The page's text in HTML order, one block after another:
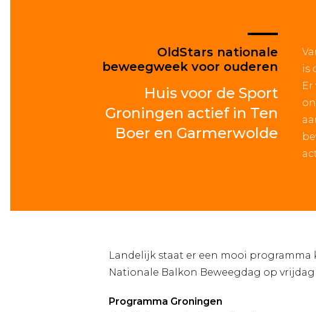
OldStars nationale
beweegweek voor ouderen
Huis voor de Sport
Groningen actief in Ten
Boer en Garmerwolde
is
Landelijk staat er een mooi programma
Nationale Balkon Beweegdag op vrijdag
Programma Groningen